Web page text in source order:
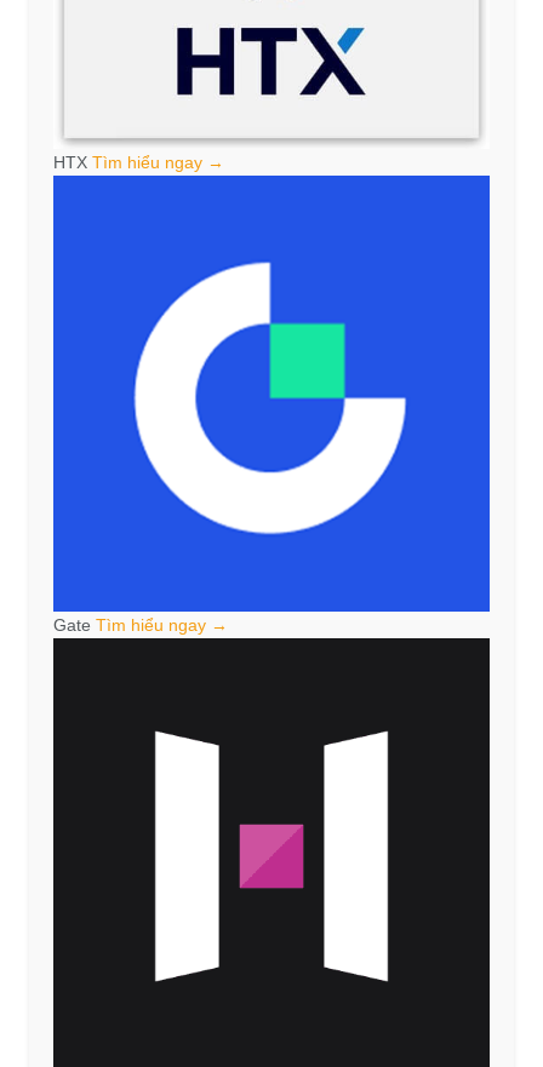
HTX Tìm hiểu ngay →
Gate Tìm hiểu ngay →